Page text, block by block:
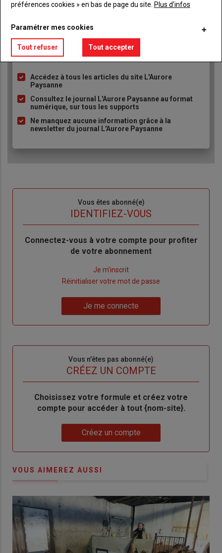
Body A partir de 93€
JE M'ABONNE
Liste
puce
Accédez à tous les articles du site L'Aurore
Paysanne
Consultez le journal L'Aurore Paysanne au format
numérique, sur tous les supports
Ne manquez aucune information grâce à la
newsletter du journal L'Aurore Paysanne
Vous êtes abonné(e)
IDENTIFIEZ-VOUS
Body
Connectez-vous à votre compte pour profiter
de votre abonnement
Je m'inscrit
de
Réinitialiser votre mot de passe
me
Je me connecte
Vous n'êtes pas abonné(e)
CRÉEZ UN COMPTE
BodyChoisissez votre formule et créez votre
compte pour accéder à tout {nom-site}.
Créez un compte
VOUS AIMEREZ AUSSI
préférences cookies » en bas de page du site. Plus d'infos
Paramétrer mes cookies
Tout refuser Tout accepter